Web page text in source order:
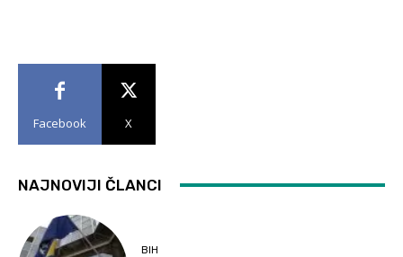
Facebook X
NAJNOVIJI ČLANCI
BIH